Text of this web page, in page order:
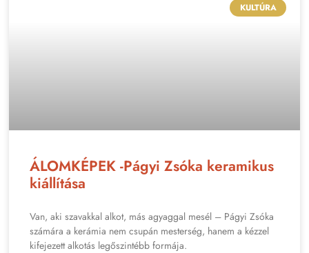
KULTÚRA
ÁLOMKÉPEK -Págyi Zsóka keramikus
kiállítása
Van, aki szavakkal alkot, más agyaggal mesél – Págyi Zsóka
számára a kerámia nem csupán mesterség, hanem a kézzel
kifejezett alkotás legőszintébb formája.